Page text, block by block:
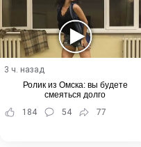
3 ч. назад
Ролик из Омска: вы будете
смеяться долго
184
54 77